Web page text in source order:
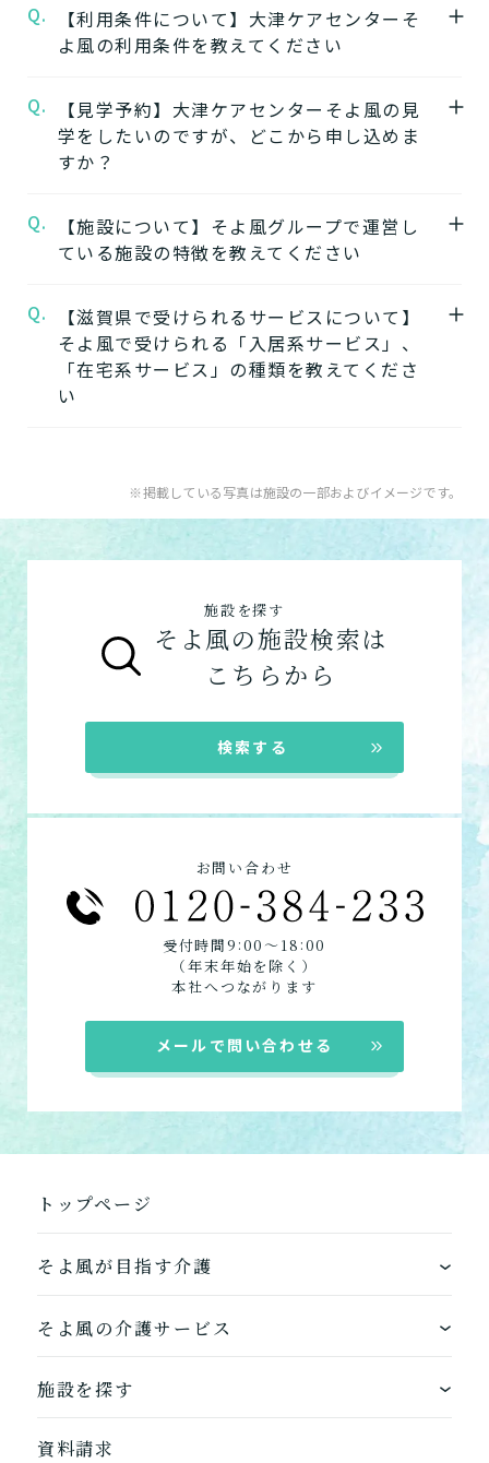
★施設の特徴★
大津ケアセンターそよ風の公式ページでは施
ます。
★施設の雰囲気★
設の写真から雰囲気をご確認いただけます。
Q.
【利用条件について】大津ケアセンターそ
よ風の利用条件を教えてください
要介護度：要支援2、要介護1、要介護2、要
介護3、要介護4、要介護5
※施設ごとに年齢などの入居条件がございま
※認定のご状況によって受けられるサービス
が変わります。
さい。
Q.
【見学予約】大津ケアセンターそよ風の見
学をしたいのですが、どこから申し込めま
すか？
大津ケアセンターそよ風の見学はこちらより
お申込みいただけます。
★そのほかこの介護施設について…相談した
い・資料請求したい・利用したい方はこちら
Q.
【施設について】そよ風グループで運営し
ている施設の特徴を教えてください
そよ風では下記のタイプの入居系施設をご用
意しています。それぞれの施設の特徴、ご利
用者様の目的、要介護度に合わせてご利用い
ただけます。
健康型有料老人ホーム※2024年6月現在、
健康型有料老人ホームは交欒 湘南佐島のみと
なります
グループホームの特徴
シニア向けマンションの特徴
Q.
【滋賀県で受けられるサービスについて】
そよ風で受けられる「入居系サービス」、
「在宅系サービス」の種類を教えてくださ
い
入居系サービス：ホームに入居したい方向け
の施設一覧は以下です。
在宅系サービス：自宅から通いたい、自宅に
来てもらいたい方向けの施設一覧は以下で
居宅介護支援
※掲載している写真は施設の一部およびイメージです。
施設を探す
そよ風の施設検索は
こちらから
検索する
お問い合わせ
受付時間9 :00〜18 :00
（年末年始を除く）
本社へつながります
メールで問い合わせる
トップページ
そよ風が目指す介護
ワンストップサービス
できるを増やす介護サービス
お客様に選ばれるできたてのお食事
そよ風の介護サービス
ホームに入居する
施設を探す
地図から探す
資料請求